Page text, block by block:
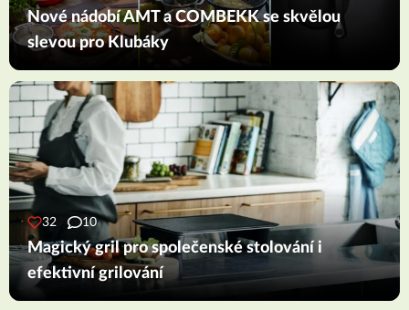
Nové nádobí AMT a COMBEKK se skvělou
slevou pro Klubáky
32 10
Magický gril pro společenské stolování i
efektivní grilování